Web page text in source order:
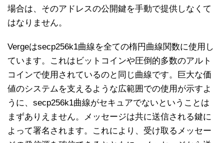
場合は、そのアドレスの公開鍵を手動で提供しなくて
はなりません。
Vergeはsecp256k1曲線を全ての楕円曲線関数に使用し
ています。これはビットコインや圧倒的多数のアルト
コインで使用されているのと同じ曲線です。巨大な価
値のシステムを支えるような広範囲での使用が示すよ
うに、secp256k1曲線がセキュアでないということは
まずありえません。メッセージは共に送信される鍵に
よって署名されます。これにより、受け取るメッセー